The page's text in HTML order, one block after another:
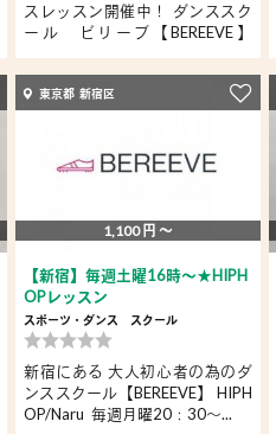
スレッスン開催中！ ダンススク
ール ビリーブ【BEREEVE】
東京都 新宿区
1,100 円 〜
【新宿】毎週土曜16時～★HIPH
OPレッスン
スポーツ・ダンス スクール
新宿にある 大人初心者の為のダ
ンススクール【BEREEVE】 HIPH
OP/Naru 毎週月曜20：30～...